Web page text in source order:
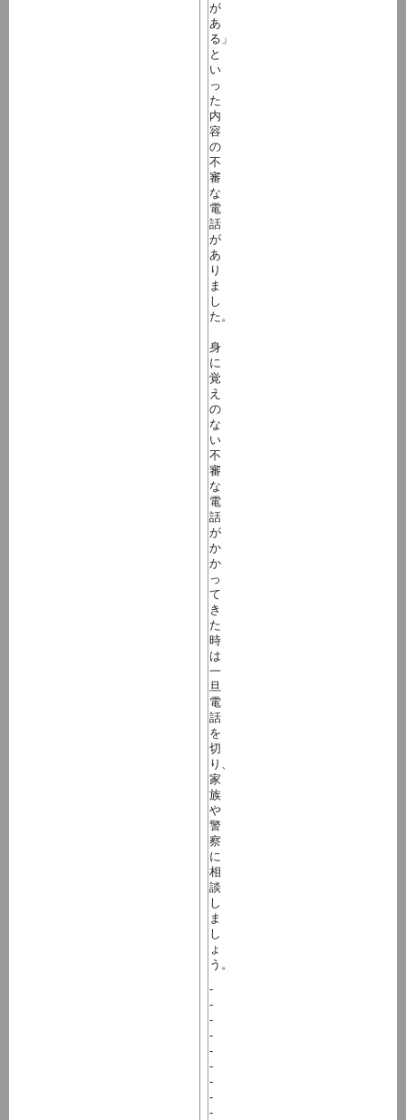
が
あ
る」
と
い
っ
た
内
容
の
不
審
な
電
話
が
あ
り
ま
し
た。
身
に
覚
え
の
な
い
不
審
な
電
話
が
か
か
っ
て
き
た
時
は
一
旦
電
話
を
切
り、
家
族
や
警
察
に
相
談
し
ま
し
ょ
う。
-
-
-
-
-
-
-
-
-